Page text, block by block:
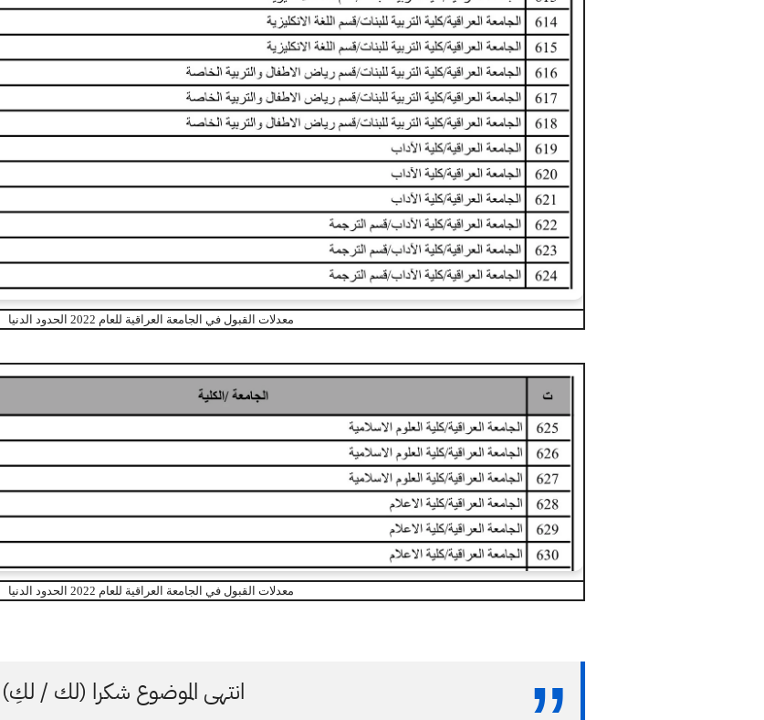
معدلات القبول في الجامعة العراقية للعام 2022 الحدود الدنيا
معدلات القبول في الجامعة العراقية للعام 2022 الحدود الدنيا
انتهى الموضوع شكرا (لك / لكِ)